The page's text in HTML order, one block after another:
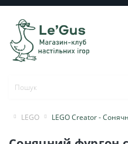
LEGO LEGO Creator -